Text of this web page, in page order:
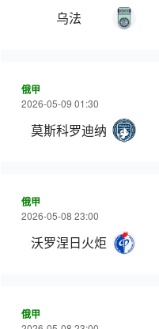
乌法
俄甲
2026-05-09 01:30
莫斯科罗迪纳
俄甲
2026-05-08 23:00
沃罗涅日火炬
俄甲